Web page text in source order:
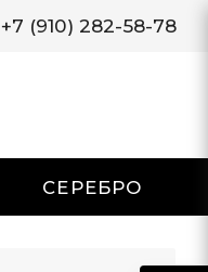
+7 (910) 282-58-78
СЕРЕБРО